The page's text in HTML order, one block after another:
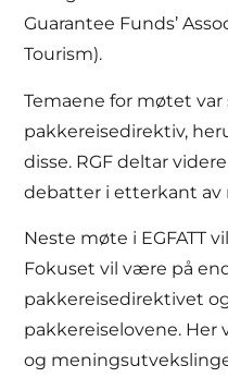
Guarantee Funds’
Tourism).
Temaene for møtet
pakkereisedirektiv,
disse. RGF deltar
debatter i etterkant av
Neste møte i EGFATT
Fokuset vil være på
pakkereisedirektivet
pakkereiselovene. Her
og